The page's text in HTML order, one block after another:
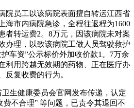
员工以该病院表面擅自转运江西省
海市内病院急诊，全程往返程为1600
者转运费2。8万元，因该病院未对案
办理，以致该病院工做人员驾驶救护
车资”公示标价外加收价款1。7万余
利用跨越无效期的药物、正在医疗办
反复收费的行为。
生健康委员会官网发布传递，认定
费不合理” 等问题，已责令其退回不